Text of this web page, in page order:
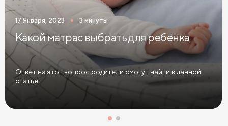
Детские кровати коричневого цвета
Детские кровати красного цвета
Детские кровати оранжевого цвета
Детские кровати розового цвета
Детские кровати синего цвета
17 Января, 2023 3 минуты
Какой матрас выбрать для ребёнка
Ответ на этот вопрос родители смогут найти в данной
статье.